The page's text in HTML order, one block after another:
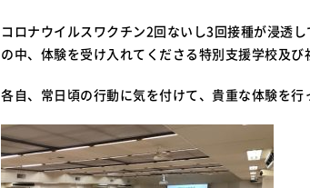
コロナウイルスワクチン2回ないし3回接種が浸透
の中、体験を受け入れてくださる特別支援学校及び
各自、常日頃の行動に気を付けて、貴重な体験を行